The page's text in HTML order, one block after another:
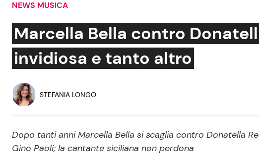
Social News
News dal mondo
Benessere
Mondo Mamma
News benessere
NEWS MUSICA
Marcella Bella contro
invidiosa e tanto altro
STEFANIA LONGO
Dopo tanti anni Marcella Bella si scaglia contro Donatella
Gino Paoli; la cantante siciliana non perdona